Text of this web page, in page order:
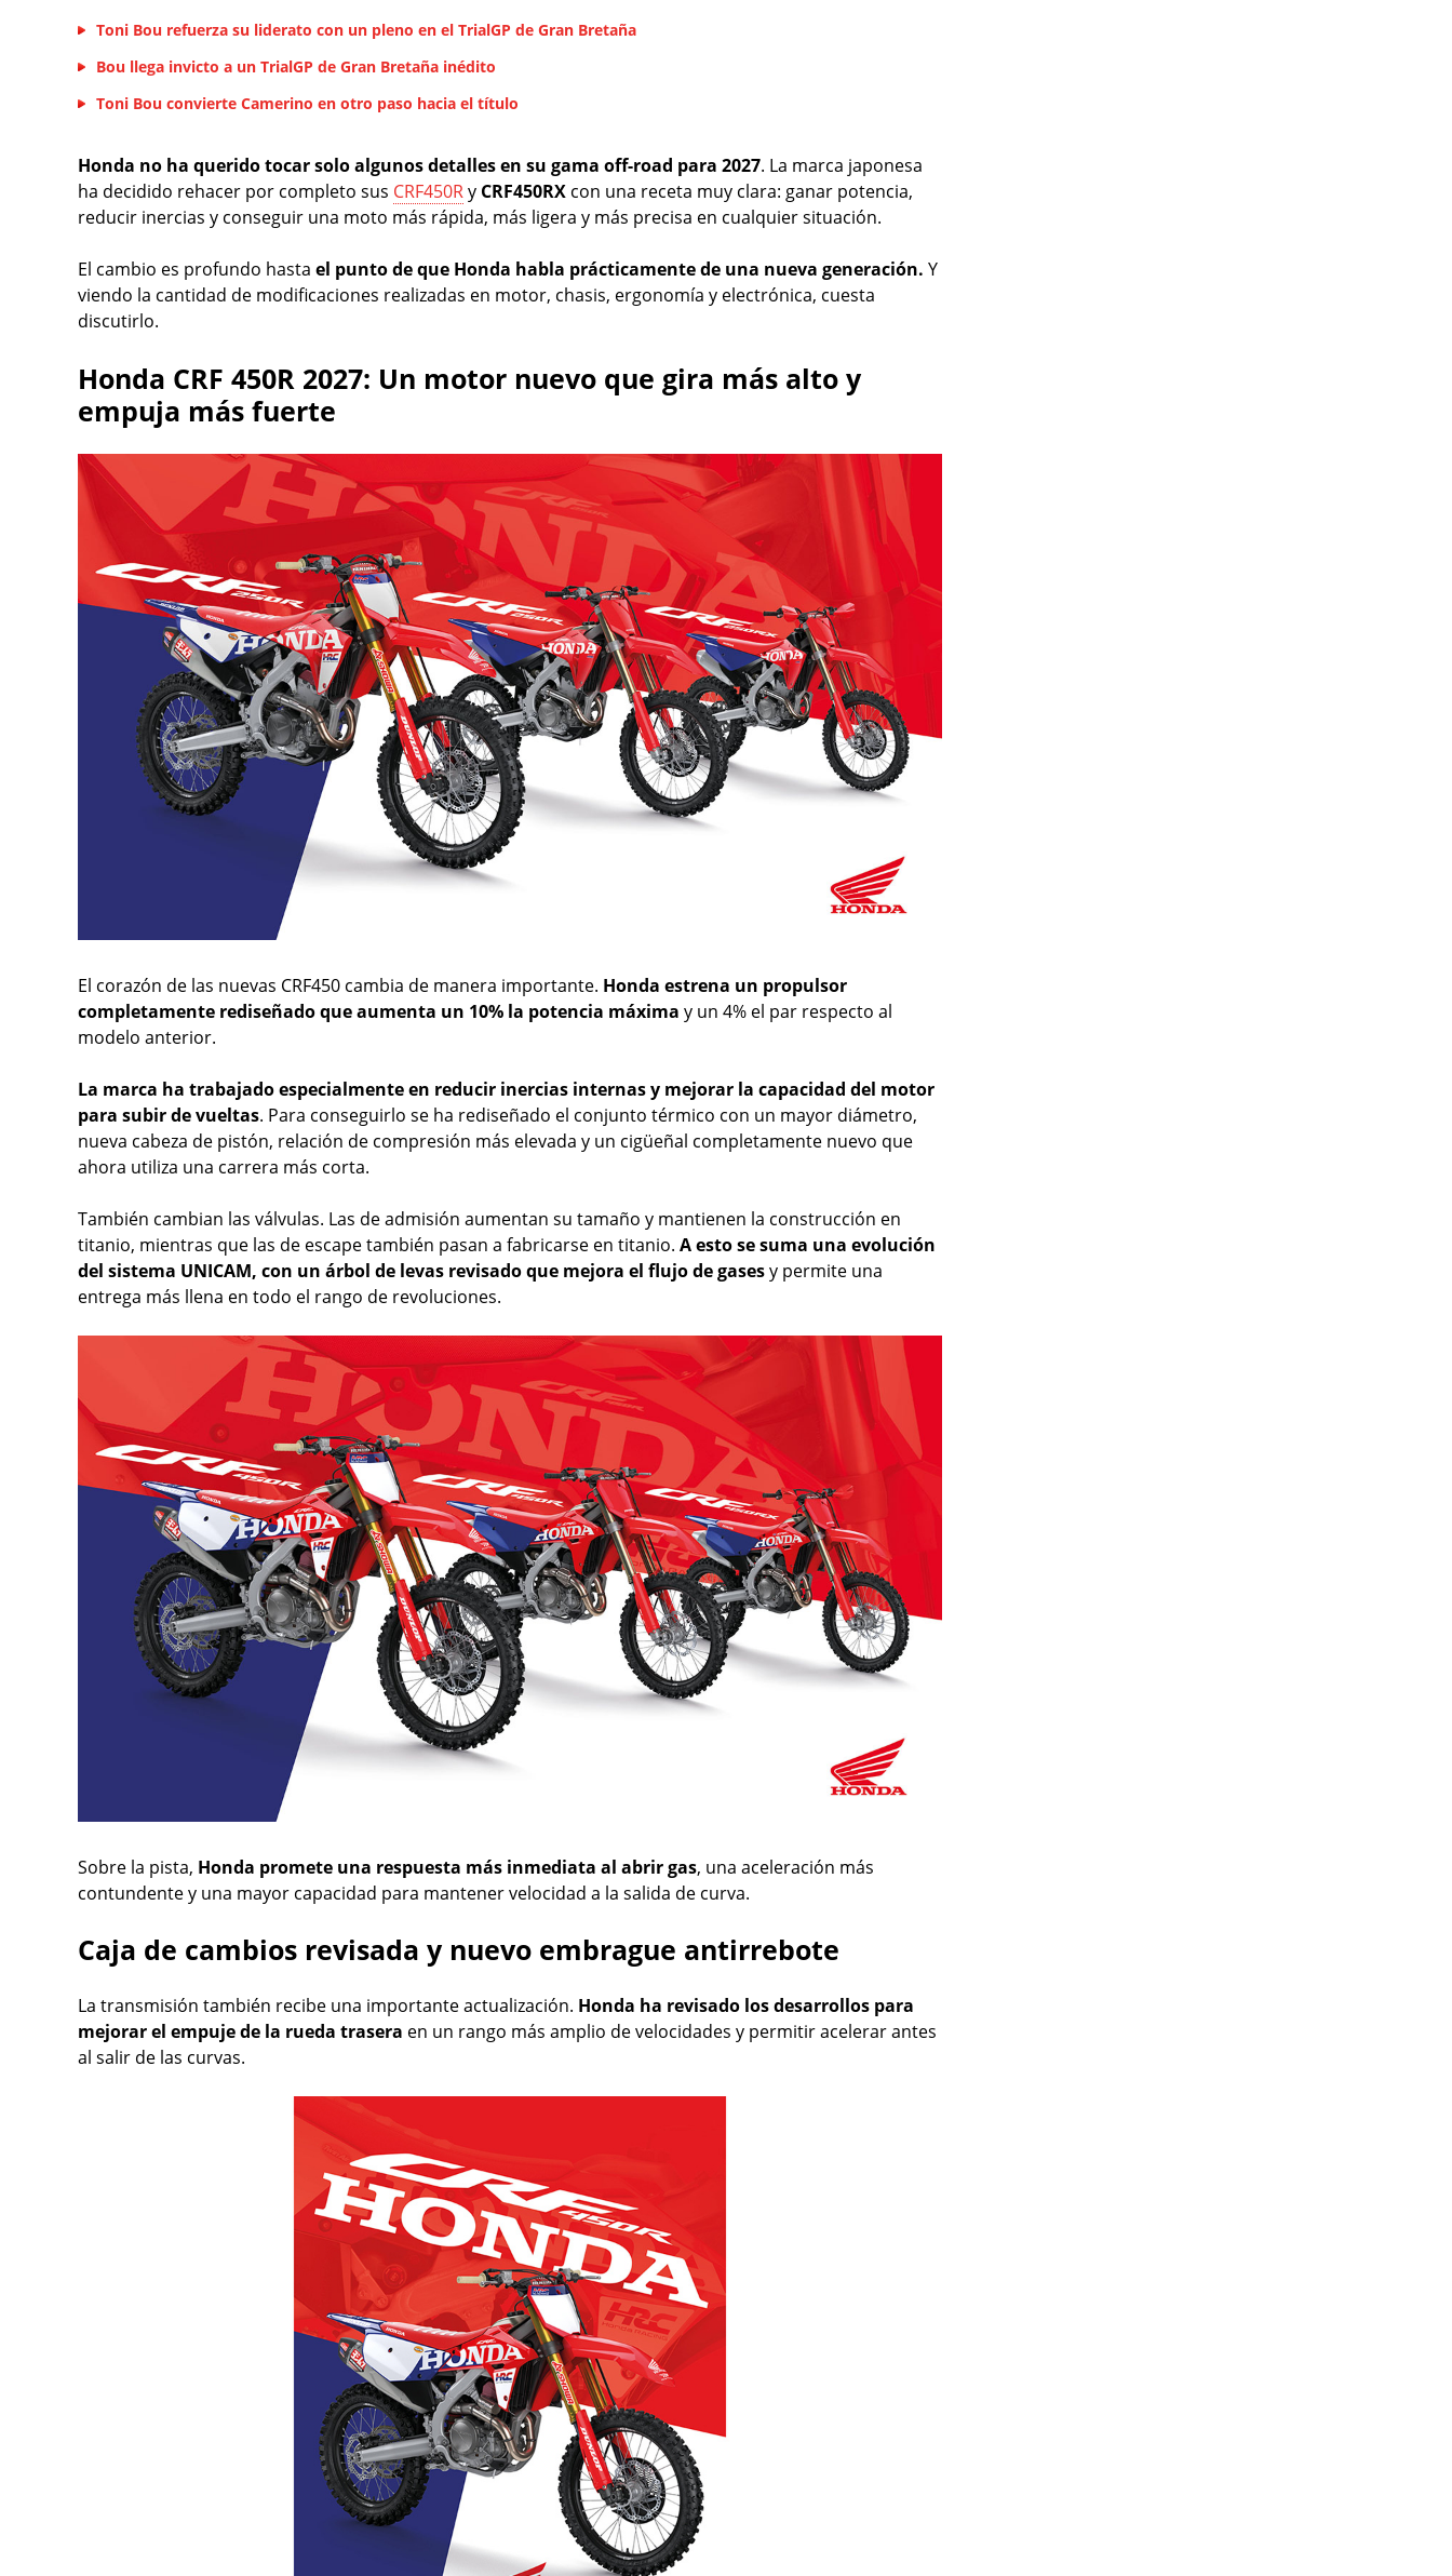
Toni Bou refuerza su liderato con un pleno en el TrialGP de Gran Bretaña
Bou llega invicto a un TrialGP de Gran Bretaña inédito
Toni Bou convierte Camerino en otro paso hacia el título
Honda no ha querido tocar solo algunos detalles en su gama off-road para 2027. La marca japonesa
ha decidido rehacer por completo sus CRF450Ry CRF450RX con una receta muy clara: ganar potencia,
reducir inercias y conseguir una moto más rápida, más ligera y más precisa en cualquier situación.
El cambio es profundo hasta el punto de que Honda habla prácticamente de una nueva generación. Y
viendo la cantidad de modificaciones realizadas en motor, chasis, ergonomía y electrónica, cuesta
discutirlo.
Honda CRF 450R 2027: Un motor nuevo que gira más alto y
empuja más fuerte
El corazón de las nuevas CRF450 cambia de manera importante. Honda estrena un propulsor
completamente rediseñado que aumenta un 10% la potencia máxima y un 4% el par respecto al
modelo anterior.
La marca ha trabajado especialmente en reducir inercias internas y mejorar la capacidad del motor
para subir de vueltas. Para conseguirlo se ha rediseñado el conjunto térmico con un mayor diámetro,
nueva cabeza de pistón, relación de compresión más elevada y un cigüeñal completamente nuevo que
ahora utiliza una carrera más corta.
También cambian las válvulas. Las de admisión aumentan su tamaño y mantienen la construcción en
titanio, mientras que las de escape también pasan a fabricarse en titanio. A esto se suma una evolución
del sistema UNICAM, con un árbol de levas revisado que mejora el flujo de gasesy permite una
entrega más llena en todo el rango de revoluciones.
Sobre la pista, Honda promete una respuesta más inmediata al abrir gas, una aceleración más
contundente y una mayor capacidad para mantener velocidad a la salida de curva.
Caja de cambios revisada y nuevo embrague antirrebote
La transmisión también recibe una importante actualización. Honda ha revisado los desarrollos para
mejorar el empuje de la rueda trasera en un rango más amplio de velocidades y permitir acelerar antes
al salir de las curvas.